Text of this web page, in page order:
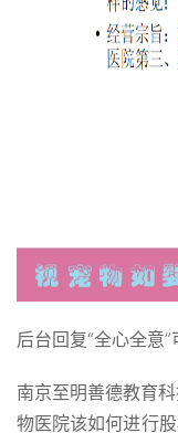
后台回复“全心全意
南京至明善德教育
物医院该如何进行